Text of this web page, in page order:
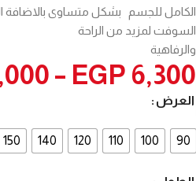
الكامل للجسم بشكل متساوى بالاضافة
السوفت لمزيد من الراحة
والرفاهية
EGP 6,300
–
العرض
90
100
110
120
140
150